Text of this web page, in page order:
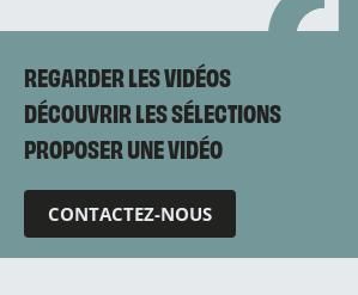
REGARDER LES VIDÉOS
DÉCOUVRIR LES SÉLECTIONS
PROPOSER UNE VIDÉO
CONTACTEZ-NOUS